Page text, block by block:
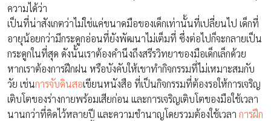
ความได้ว่า
เป็นที่น่าสังเกตว่าไม่ใช่แค่ขนาดมือของเด็กเท่านั้นที่เปลี่ยนไป เด็กที่
อายุน้อยกว่ามีกระดูกอ่อนที่ยังพัฒนาไม่เต็มที่ ซึ่งต่อไปก็จะกลายเป็น
กระดูกในที่สุด ดังนั้นเราต้องคำนึงถึงสรีรวิทยาของมือเด็กเล็กด้วย
หากเราต้องการฝึกฝน หรือบังคับให้เขาทำกิจกรรมที่ไม่เหมาะสมกับ
วัย เช่นการจับดินสอเขียนหนังสือ ที่เป็นกิจกรรมที่ต้องรอให้การเจริญ
เติบโตของร่างกายพร้อมเสียก่อน และการเจริญเติบโตของมือใช้เวลา
นานกว่าที่คิดไว้หลายปี และความชำนาญโดยรวมต้องใช้เวลา การฝึก